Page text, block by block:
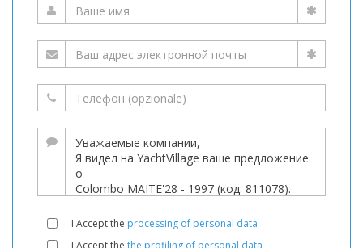
I Accept the processing of personal data
I Accept the the profiling of personal data